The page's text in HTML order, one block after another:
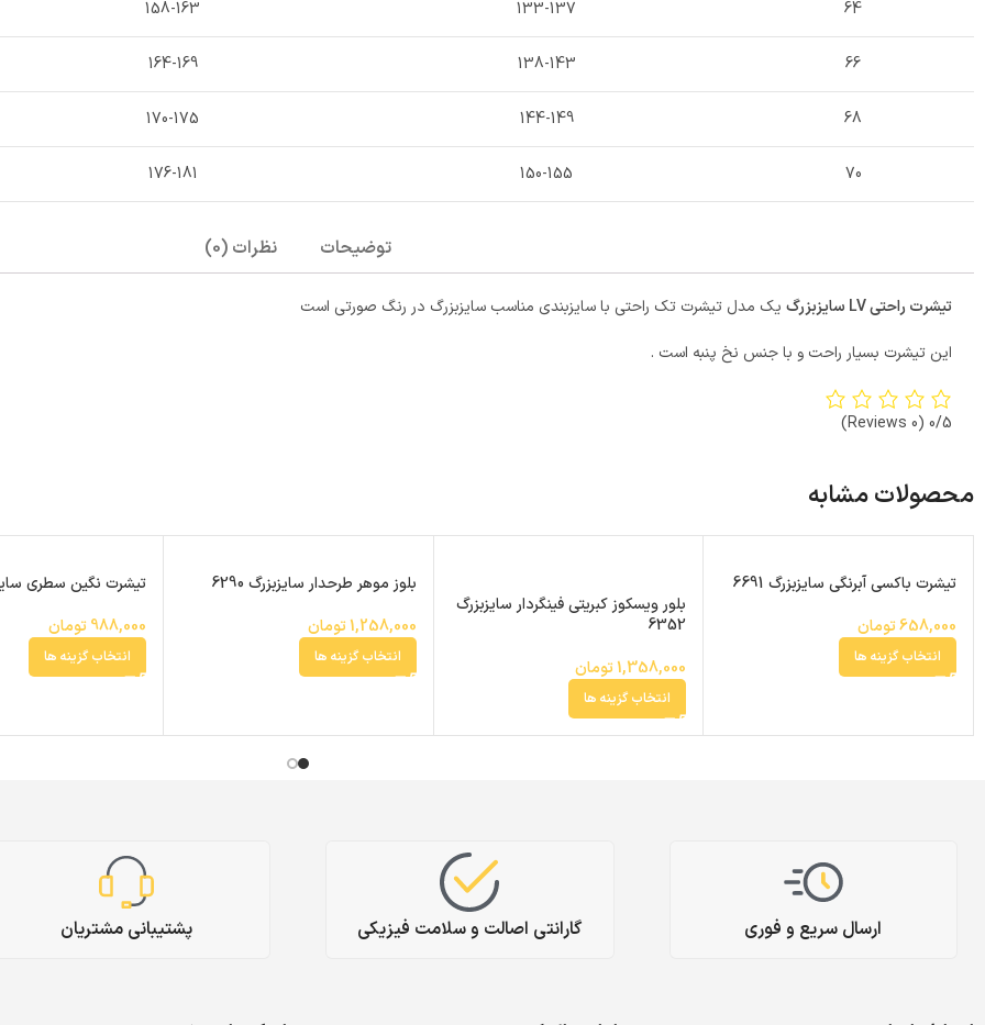
64
133-137
158-163
66
138-143
164-169
68
144-149
170-175
70
150-155
176-181
توضیحات نظرات (0)
تیشرت راحتی LV سایزبزرگ
یک مدل تیشرت تک راحتی با سایزبندی مناسب سایزبزرگ در رنگ صورتی است
این تیشرت بسیار راحت و با جنس نخ پنبه است .
0/5
(0 Reviews)
محصولات مشابه
تیشرت باکسی آبرنگی سایزبزرگ 6691
658,000تومان
انتخاب گزینه ها
بلور ویسکوز کبریتی فینگردار سایزبزرگ
6352
1,358,000تومان
انتخاب گزینه ها
بلوز موهر طرحدار سایزبزرگ 6290
1,258,000تومان
انتخاب گزینه ها
تیشرت نگین سطری
988,000تومان
انتخاب گزینه ها
ارسال سریع و فوری گارانتی اصالت و سلامت فیزیکی پشتیبانی مشتریان